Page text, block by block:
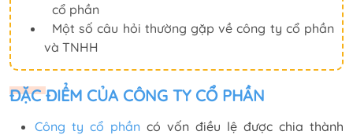
cổ phần
Một số câu hỏi thường gặp về công ty cổ phần
và TNHH
ĐẶC ĐIỂM CỦA CÔNG TY CỔ PHẦN
Công ty cổ phần có vốn điều lệ được chia thành